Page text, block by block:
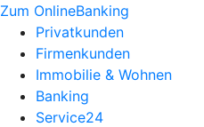
Zum OnlineBanking
Privatkunden
Firmenkunden
Immobilie & Wohnen
Banking
Service24